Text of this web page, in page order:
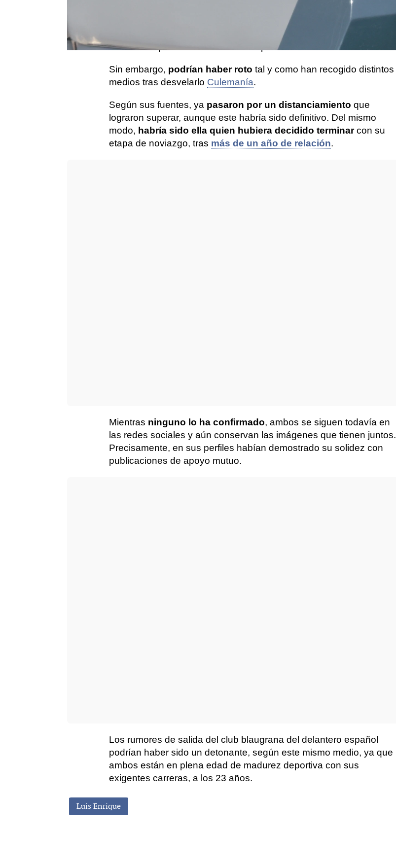
Barcelona no está viviendo sus mejores días en la ciudad condal
tras una temporada con poco protagonismo, mientras que la hija de
viene de participar en la LGCT en Madrid, un evento
de suma importancia dentro de la hípica.
Sin embargo, podrían haber roto tal y como han recogido distintos
medios tras desvelarlo Culemanía.
Según sus fuentes, ya pasaron por un distanciamiento que
lograron superar, aunque este habría sido definitivo. Del mismo
modo, habría sido ella quien hubiera decidido terminarcon su
etapa de noviazgo, tras más de un año de relación.
Mientras ninguno lo ha confirmado, ambos se siguen todavía en
las redes sociales y aún conservan las imágenes que tienen juntos.
Precisamente, en sus perfiles habían demostrado su solidez con
publicaciones de apoyo mutuo.
Los rumores de salida del club blaugrana del delantero español
podrían haber sido un detonante, según este mismo medio, ya que
ambos están en plena edad de madurez deportiva con sus
exigentes carreras, a los 23 años.
Luis Enrique